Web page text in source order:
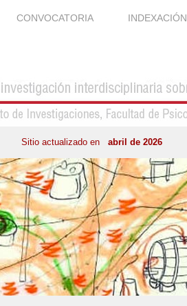
CONVOCATORIA INDEXACIÓN
Sitio actualizado en abril de 2026